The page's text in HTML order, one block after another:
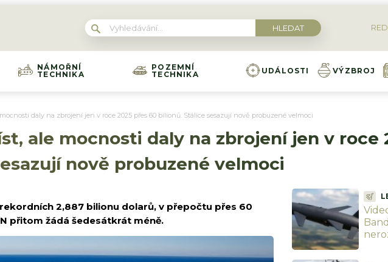
NÁMOŘNÍ
TECHNIKA
POZEMNÍ
TECHNIKA
UDÁLOSTI VÝZBROJ
daly na zbrojení jen v roce 2025 přes 60 bilionů. Stálice sesazují nově probuzené velmoci
ale mocnosti daly na zbrojení jen v roce
nově probuzené velmoci
2,887 bilionu dolarů, v přepočtu přes 60
přitom žádá šedesátkrát méně.